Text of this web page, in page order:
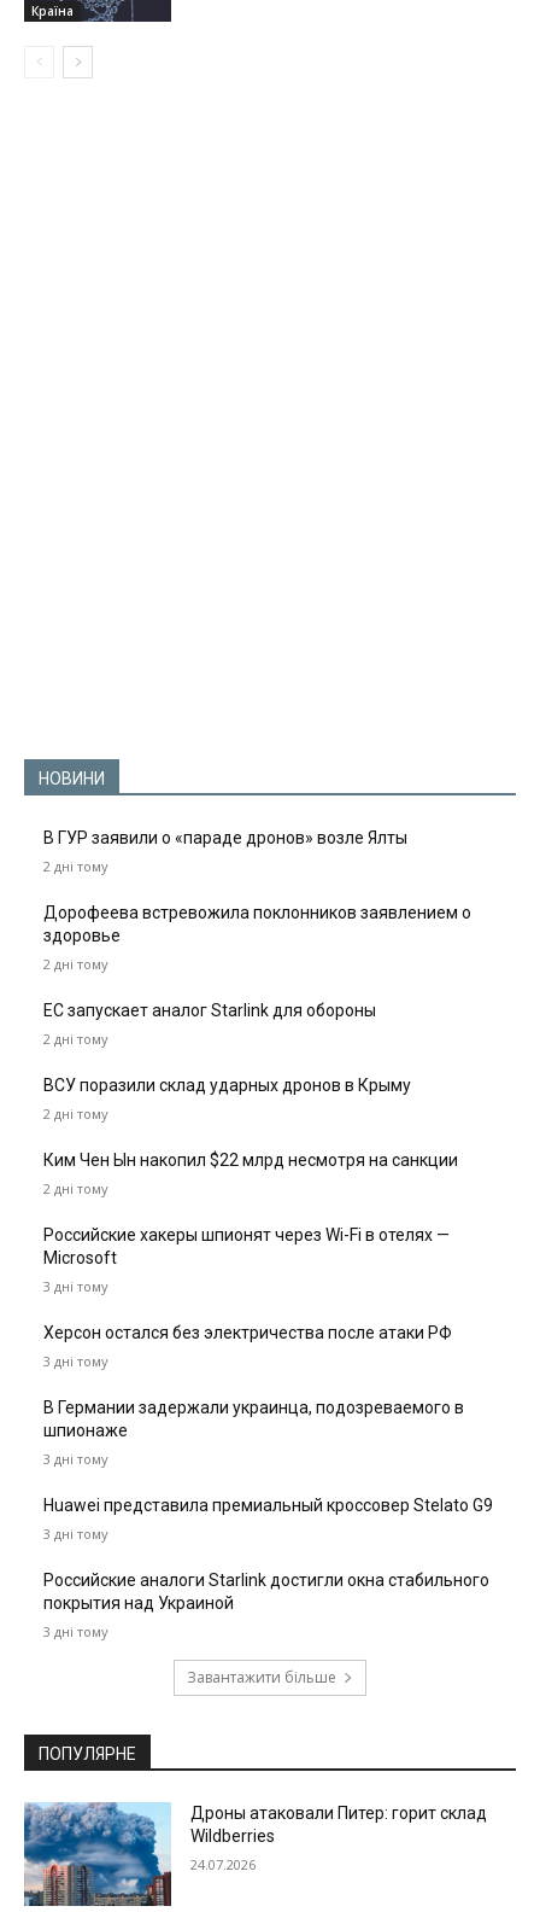
Країна
НОВИНИ
В ГУР заявили о «параде дронов» возле Ялты
2 дні тому
Дорофеева встревожила поклонников заявлением о
здоровье
2 дні тому
ЕС запускает аналог Starlink для обороны
2 дні тому
ВСУ поразили склад ударных дронов в Крыму
2 дні тому
Ким Чен Ын накопил $22 млрд несмотря на санкции
2 дні тому
Российские хакеры шпионят через Wi-Fi в отелях —
Microsoft
3 дні тому
Херсон остался без электричества после атаки РФ
3 дні тому
В Германии задержали украинца, подозреваемого в
шпионаже
3 дні тому
Huawei представила премиальный кроссовер Stelato G9
3 дні тому
Российские аналоги Starlink достигли окна стабильного
покрытия над Украиной
3 дні тому
Завантажити більше
ПОПУЛЯРНЕ
Дроны атаковали Питер: горит склад
Wildberries
24.07.2026